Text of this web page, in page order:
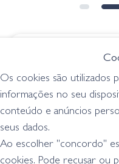
Ima Square Bill - 194
Delta Fire Craw
shallow crankbait (0 -
Os cookies são utilizados
informações no seu
conteúdo e anúncios
seus dados.
Ao escolher "concordo"
cookies. Pode recusar ou